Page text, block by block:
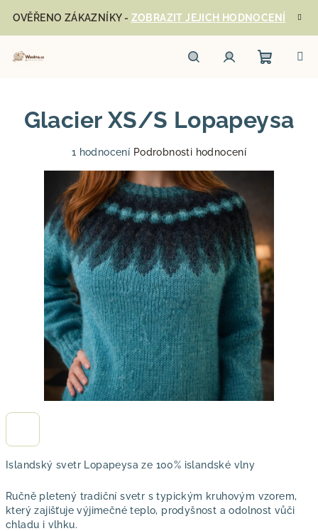
obsah
OVĚŘENO ZÁKAZNÍKY - ZOBRAZIT JEJICH HODNOCENÍ
košík
Islandský svetr Lopapeysa ze 100% islandské vlny
Ručně pletený tradiční svetr s typickým kruhovým vzorem,
který zajišťuje výjimečné teplo, prodyšnost a odolnost vůči
chladu i vlhku.
Glacier XS/S Lopapeysa
Průměrné
produktu
je
5,0
z
5
hvězdiček.
1 hodnocení Podrobnosti hodnocení